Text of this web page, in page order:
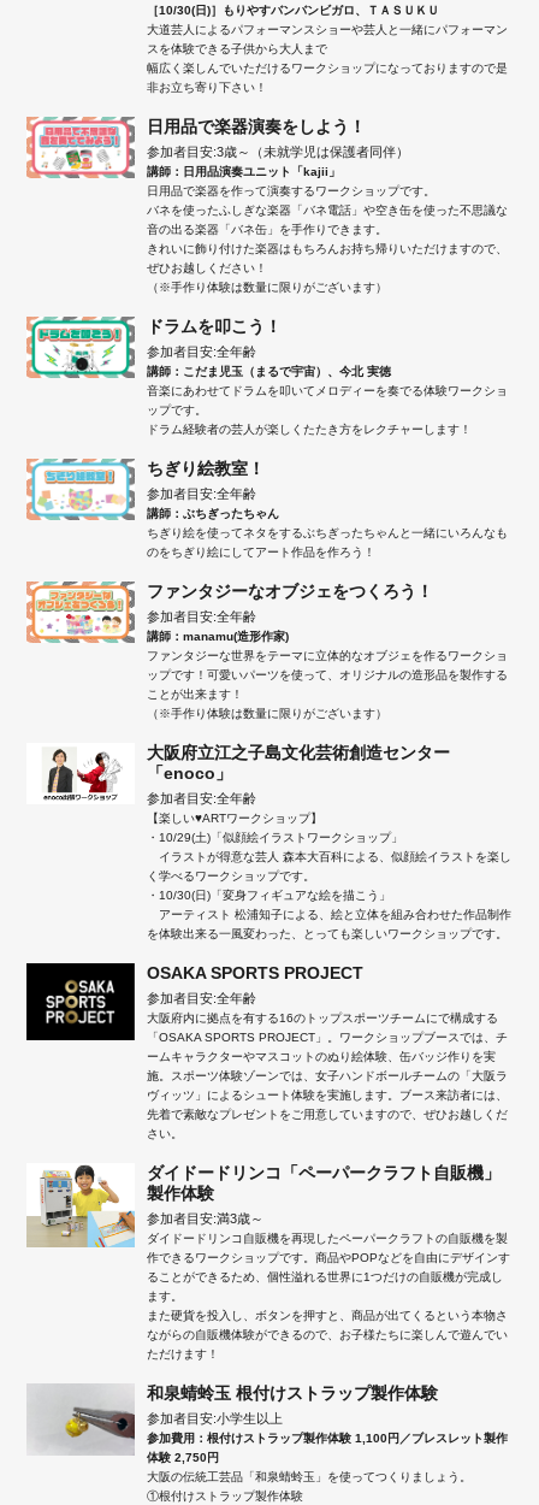
［10/30(日)］もりやすバンバンビガロ、ＴＡＳＵＫＵ
大道芸人によるパフォーマンスショーや芸人と一緒にパフォーマン
スを体験できる子供から大人まで
幅広く楽しんでいただけるワークショップになっておりますので是
非お立ち寄り下さい！
日用品で楽器演奏をしよう！
参加者目安:3歳～（未就学児は保護者同伴）
講師：日用品演奏ユニット「kajii」
日用品で楽器を作って演奏するワークショップです。
バネを使ったふしぎな楽器「バネ電話」や空き缶を使った不思議な
音の出る楽器「バネ缶」を手作りできます。
きれいに飾り付けた楽器はもちろんお持ち帰りいただけますので、
ぜひお越しください！
（※手作り体験は数量に限りがございます）
ドラムを叩こう！
参加者目安:全年齢
講師：こだま児玉（まるで宇宙）、今北 実徳
音楽にあわせてドラムを叩いてメロディーを奏でる体験ワークショ
ップです。
ドラム経験者の芸人が楽しくたたき方をレクチャーします！
ちぎり絵教室！
参加者目安:全年齢
講師：ぶちぎったちゃん
ちぎり絵を使ってネタをするぶちぎったちゃんと一緒にいろんなも
のをちぎり絵にしてアート作品を作ろう！
ファンタジーなオブジェをつくろう！
参加者目安:全年齢
講師：manamu(造形作家)
ファンタジーな世界をテーマに立体的なオブジェを作るワークショ
ップです！可愛いパーツを使って、オリジナルの造形品を製作する
ことが出来ます！
（※手作り体験は数量に限りがございます）
大阪府立江之子島文化芸術創造センター
「enoco」
参加者目安:全年齢
【楽しい♥ARTワークショップ】
・10/29(土)「似顔絵イラストワークショップ」
イラストが得意な芸人 森本大百科による、似顔絵イラストを楽し
く学べるワークショップです。
・10/30(日)「変身フィギュアな絵を描こう」
アーティスト 松浦知子による、絵と立体を組み合わせた作品制作
を体験出来る一風変わった、とっても楽しいワークショップです。
OSAKA SPORTS PROJECT
参加者目安:全年齢
大阪府内に拠点を有する16のトップスポーツチームにで構成する
「OSAKA SPORTS PROJECT」。ワークショップブースでは、チ
ームキャラクターやマスコットのぬり絵体験、缶バッジ作りを実
施。スポーツ体験ゾーンでは、女子ハンドボールチームの「大阪ラ
ヴィッツ」によるシュート体験を実施します。ブース来訪者には、
先着で素敵なプレゼントをご用意していますので、ぜひお越しくだ
さい。
ダイドードリンコ「ペーパークラフト自販機」
製作体験
参加者目安:満3歳～
ダイドードリンコ自販機を再現したペーパークラフトの自販機を製
作できるワークショップです。商品やPOPなどを自由にデザインす
ることができるため、個性溢れる世界に1つだけの自販機が完成し
ます。
また硬貨を投入し、ボタンを押すと、商品が出てくるという本物さ
ながらの自販機体験ができるので、お子様たちに楽しんで遊んでい
ただけます！
和泉蜻蛉玉 根付けストラップ製作体験
参加者目安:小学生以上
参加費用：根付けストラップ製作体験 1,100円／ブレスレット製作
体験 2,750円
大阪の伝統工芸品「和泉蜻蛉玉」を使ってつくりましょう。
①根付けストラップ製作体験